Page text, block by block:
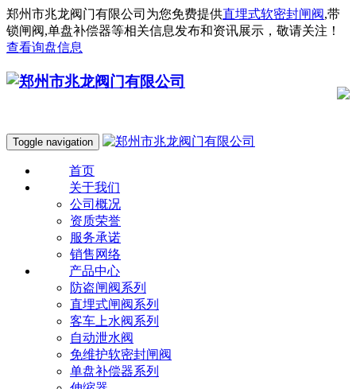
郑州市兆龙阀门有限公司为您免费提供直埋式软密封闸阀,带
锁闸阀,单盘补偿器等相关信息发布和资讯展示，敬请关注！
查看询盘信息
Toggle navigation
首页
关于我们
公司概况
资质荣誉
服务承诺
销售网络
产品中心
防盗闸阀系列
直埋式闸阀系列
客车上水阀系列
自动泄水阀
免维护软密封闸阀
单盘补偿器系列